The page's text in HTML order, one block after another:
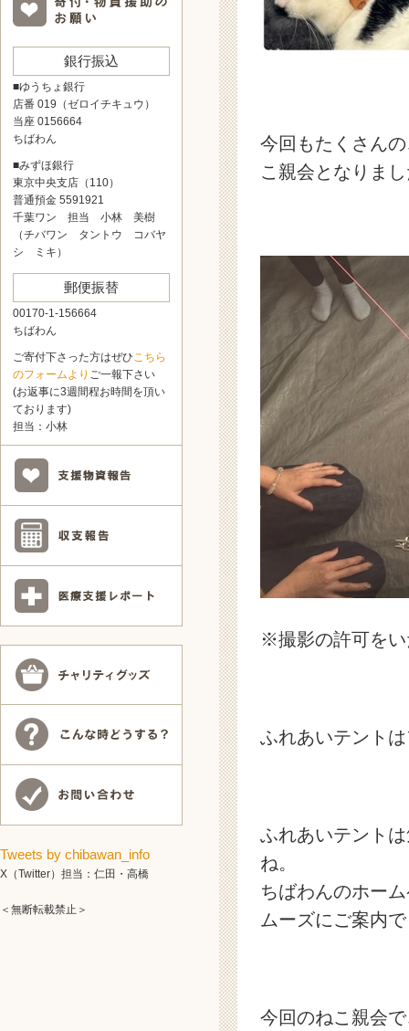
今回もたくさん
こ親会となりま
※撮影の許可を
ふれあいテント
ふれあいテント
ね。
ちばわんのホー
ムーズにご案内
今回のねこ親会
銀行振込
■ゆうちょ銀行
店番 019（ゼロイチキュウ）
当座 0156664
ちばわん
■みずほ銀行
東京中央支店（110）
普通預金 5591921
千葉ワン 担当 小林 美樹
（チバワン タントウ コバヤ
シ ミキ）
郵便振替
00170-1-156664
ちばわん
ご寄付下さった方はぜひこちら
のフォームより ご一報下さい
(お返事に3週間程お時間を頂い
ております)
担当：小林
Tweets by chibawan_info
X（Twitter）担当：仁田・高橋
＜無断転載禁止＞